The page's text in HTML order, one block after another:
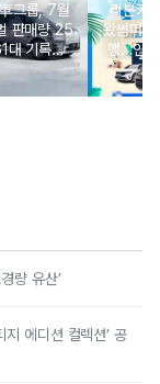
그룹, 7월
판매량 25
대 기록…5
속 증가세
리본카,
왔썸머’
행…인
증중고
량 유산’
지 에디션 컬렉션’ 공